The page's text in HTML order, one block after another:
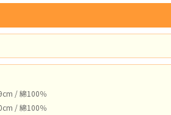
/ 綿100％
/ 綿100％